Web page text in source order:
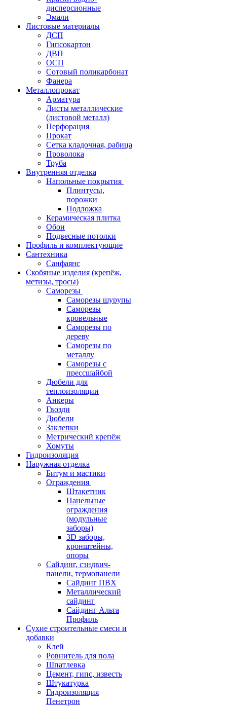
дисперсионные
Эмали
Листовые материалы
ДСП
Гипсокартон
ДВП
ОСП
Сотовый поликарбонат
Фанера
Металлопрокат
Арматура
Листы металлические
(листовой металл)
Перфорация
Прокат
Сетка кладочная, рабица
Проволока
Труба
Внутренняя отделка
Напольные покрытия
Плинтусы,
порожки
Подложка
Керамическая плитка
Обои
Подвесные потолки
Профиль и комплектующие
Сантехника
Санфаянс
Скобяные изделия (крепёж,
метизы, тросы)
Саморезы
Саморезы шурупы
Саморезы
кровельные
Саморезы по
дереву
Саморезы по
металлу
Саморезы с
прессшайбой
Дюбели для
теплоизоляции
Анкеры
Гвозди
Дюбели
Заклепки
Метрический крепёж
Хомуты
Гидроизоляция
Наружная отделка
Битум и мастики
Ограждения
Штакетник
Панельные
ограждения
(модульные
заборы)
3D заборы,
кронштейны,
опоры
Cайдинг, сэндвич-
панели, термопанели
Сайдинг ПВХ
Металлический
сайдинг
Сайдинг Альта
Профиль
Сухие строительные смеси и
добавки
Клей
Ровнитель для пола
Шпатлевка
Цемент, гипс, известь
Штукатурка
Гидроизоляция
Пенетрон